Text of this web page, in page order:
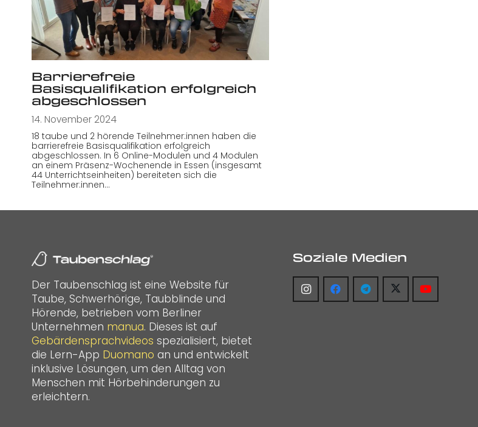
Barrierefreie
Basisqualifikation erfolgreich
abgeschlossen
14. November 2024
18 taube und 2 hörende Teilnehmer:innen haben die
barrierefreie Basisqualifikation erfolgreich
abgeschlossen. In 6 Online-Modulen und 4 Modulen
an einem Präsenz-Wochenende in Essen (insgesamt
44 Unterrichtseinheiten) bereiteten sich die
Teilnehmer:innen…
Der Taubenschlag ist eine Website für
Taube, Schwerhörige, Taubblinde und
Hörende, betrieben vom Berliner
Unternehmen manua. Dieses ist auf
Gebärdensprachvideos spezialisiert, bietet
die Lern-App Duomano an und entwickelt
inklusive Lösungen, um den Alltag von
Menschen mit Hörbehinderungen zu
erleichtern.
Soziale Medien